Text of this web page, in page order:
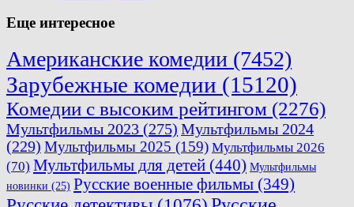
Еще интересное
Американские комедии (7452)
Зарубежные комедии (15120)
Комедии с высоким рейтингом (2276)
Мультфильмы 2023 (275) Мультфильмы 2024
(229) Мультфильмы 2025 (159) Мультфильмы 2026
(70) Мультфильмы для детей (440) Мультфильмы
новинки (25) Русские военные фильмы (349)